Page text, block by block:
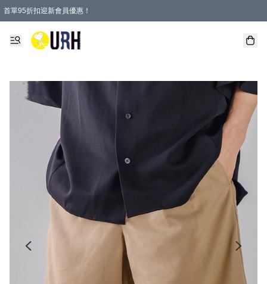
首單95折扣迎新會員優惠！
特選會員可享全單低至 95 折優惠！
單一訂單滿HKD600(澳門HKD800)包郵寄順豐送到家。